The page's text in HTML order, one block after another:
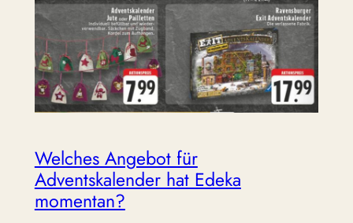
Welches Angebot für
Adventskalender hat Edeka
momentan?